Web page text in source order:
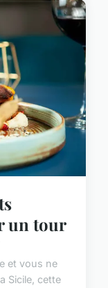
un tour
et vous ne
Sicile, cette